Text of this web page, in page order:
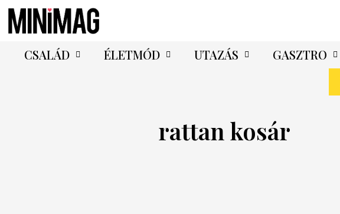
CSALÁD ÉLETMÓD UTAZÁS GASZTRO
rattan kosár